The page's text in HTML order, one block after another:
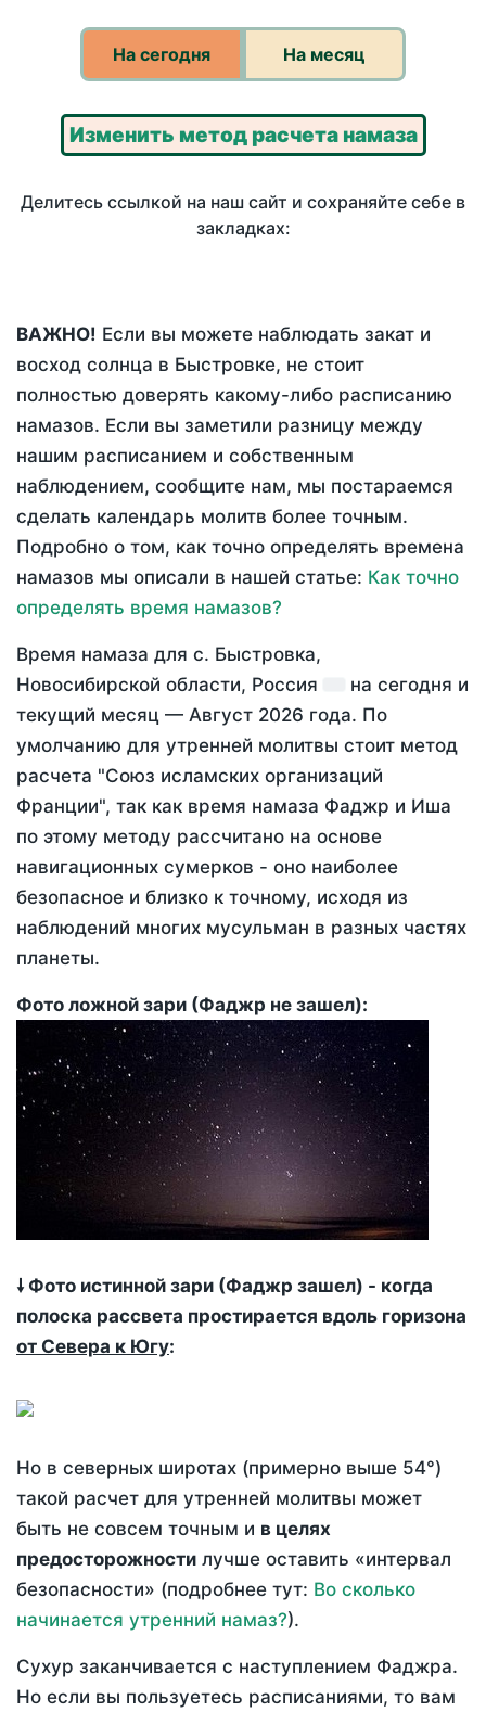
На сегодня На месяц
Изменить метод расчета намаза
Делитесь ссылкой на наш сайт и сохраняйте себе в
закладках:
ВАЖНО! Если вы можете наблюдать закат и
восход солнца в Быстровке, не стоит
полностью доверять какому-либо расписанию
намазов. Если вы заметили разницу между
нашим расписанием и собственным
наблюдением, сообщите нам, мы постараемся
сделать календарь молитв более точным.
Подробно о том, как точно определять времена
намазов мы описали в нашей статье: Как точно
определять время намазов?
Время намаза для с. Быстровка,
Новосибирской области, Россия
на сегодня и
текущий месяц — Август 2026 года. По
умолчанию для утренней молитвы стоит метод
расчета "Союз исламских организаций
Франции", так как время намаза Фаджр и Иша
по этому методу рассчитано на основе
навигационных сумерков - оно наиболее
безопасное и близко к точному, исходя из
наблюдений многих мусульман в разных частях
планеты.
Фото ложной зари (Фаджр не зашел):
🠗 Фото истинной зари (Фаджр зашел) - когда
полоска рассвета простирается вдоль горизона
от Севера к Югу:
Но в северных широтах (примерно выше 54°)
такой расчет для утренней молитвы может
быть не совсем точным и в целях
предосторожности лучше оставить «интервал
безопасности» (подробнее тут: Во сколько
начинается утренний намаз?).
Сухур заканчивается с наступлением Фаджра.
Но если вы пользуетесь расписаниями, то вам